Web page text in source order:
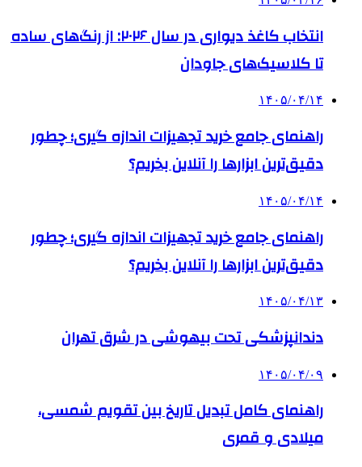
انتخاب کاغذ دیواری در سال ۲۰۲۶: از رنگ‌های ساده
تا کلاسیک‌های جاودان
۱۴۰۵/۰۴/۱۴
راهنمای جامع خرید تجهیزات اندازه گیری؛ چطور
دقیق‌ترین ابزارها را آنلاین بخریم؟
۱۴۰۵/۰۴/۱۴
راهنمای جامع خرید تجهیزات اندازه گیری؛ چطور
دقیق‌ترین ابزارها را آنلاین بخریم؟
۱۴۰۵/۰۴/۱۳
دندانپزشکی تحت بیهوشی در شرق تهران
۱۴۰۵/۰۴/۰۹
راهنمای کامل تبدیل تاریخ بین تقویم شمسی،
میلادی و قمری